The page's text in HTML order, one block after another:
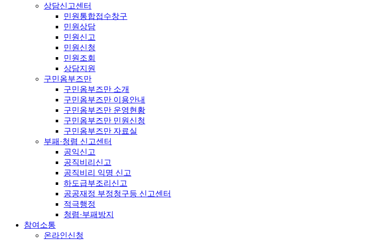
상담신고센터
민원통합접수창구
민원상담
민원신고
민원신청
민원조회
상담지원
구민옴부즈만
구민옴부즈만 소개
구민옴부즈만 이용안내
구민옴부즈만 운영현황
구민옴부즈만 민원신청
구민옴부즈만 자료실
부패·청렴 신고센터
공익신고
공직비리신고
공직비리 익명 신고
하도급부조리신고
공공재정 부정청구등 신고센터
적극행정
청렴·부패방지
참여소통
온라인신청